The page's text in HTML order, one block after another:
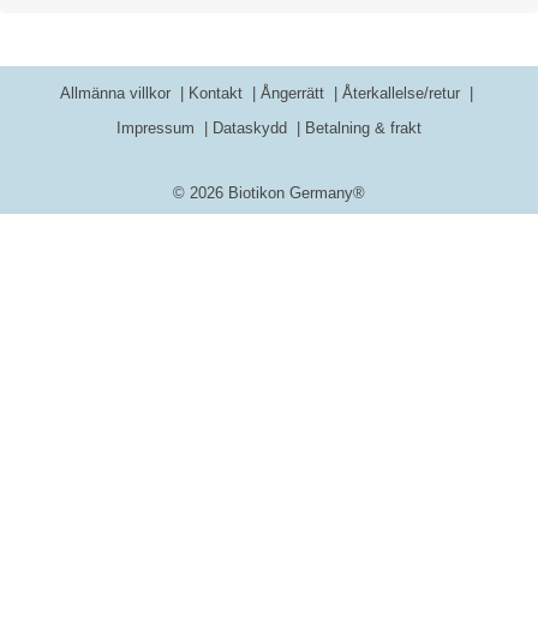
© 2026 Biotikon Germany®
Allmänna villkor Kontakt Ångerrätt
Återkallelse/retur
Impressum
Dataskydd Betalning & frakt